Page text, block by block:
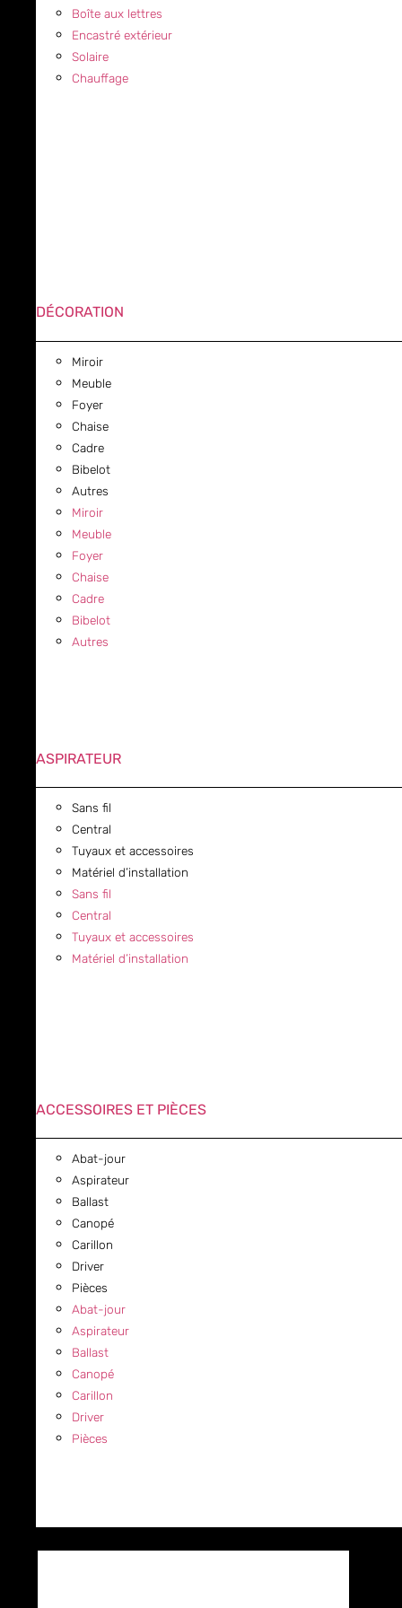
Boîte aux lettres
Encastré extérieur
Solaire
Chauffage
DÉCORATION
Miroir
Meuble
Foyer
Chaise
Cadre
Bibelot
Autres
Miroir
Meuble
Foyer
Chaise
Cadre
Bibelot
Autres
ASPIRATEUR
Sans fil
Central
Tuyaux et accessoires
Matériel d’installation
Sans fil
Central
Tuyaux et accessoires
Matériel d’installation
ACCESSOIRES ET PIÈCES
Abat-jour
Aspirateur
Ballast
Canopé
Carillon
Driver
Pièces
Abat-jour
Aspirateur
Ballast
Canopé
Carillon
Driver
Pièces